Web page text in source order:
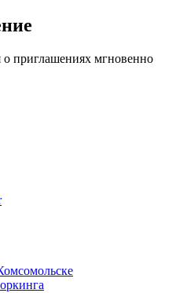
приглашениях мгновенно